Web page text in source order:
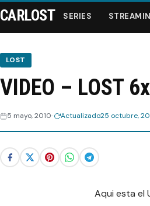
Series
Streaming
Recomendaciones
CARLOST SERIES
LOST
VIDEO – LOST
5 mayo, 2010 Actualizado25 octubre,
Aqui esta el